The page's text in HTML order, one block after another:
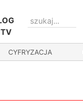
TV
CYFRYZACJA